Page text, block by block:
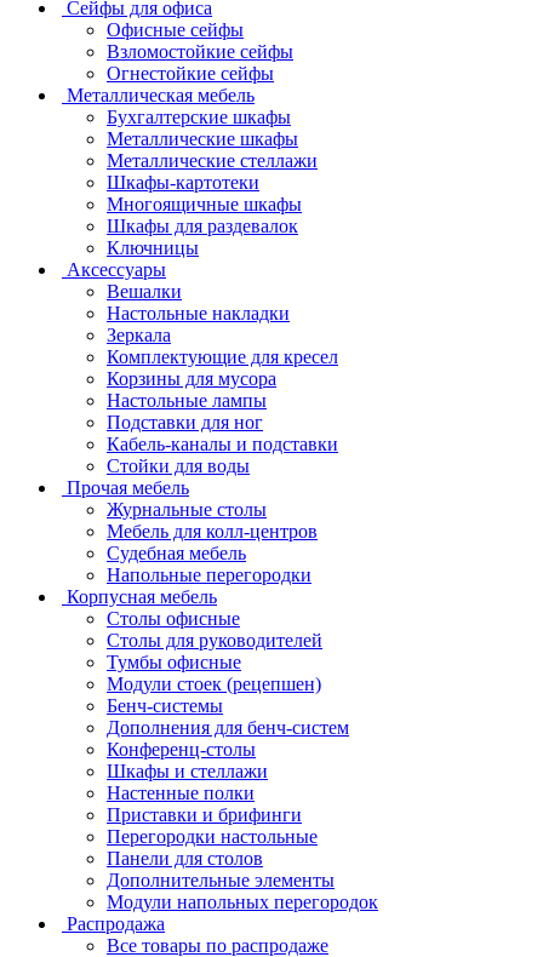
Сейфы для офиса
Офисные сейфы
Взломостойкие сейфы
Огнестойкие сейфы
Металлическая мебель
Бухгалтерские шкафы
Металлические шкафы
Металлические стеллажи
Шкафы-картотеки
Многоящичные шкафы
Шкафы для раздевалок
Ключницы
Аксессуары
Вешалки
Настольные накладки
Зеркала
Комплектующие для кресел
Корзины для мусора
Настольные лампы
Подставки для ног
Кабель-каналы и подставки
Стойки для воды
Прочая мебель
Журнальные столы
Мебель для колл-центров
Судебная мебель
Напольные перегородки
Корпусная мебель
Столы офисные
Столы для руководителей
Тумбы офисные
Модули стоек (рецепшен)
Бенч-системы
Дополнения для бенч-систем
Конференц-столы
Шкафы и стеллажи
Настенные полки
Приставки и брифинги
Перегородки настольные
Панели для столов
Дополнительные элементы
Модули напольных перегородок
Распродажа
Все товары по распродаже